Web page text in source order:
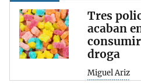
Tres
acaban
droga
Miguel Ariz